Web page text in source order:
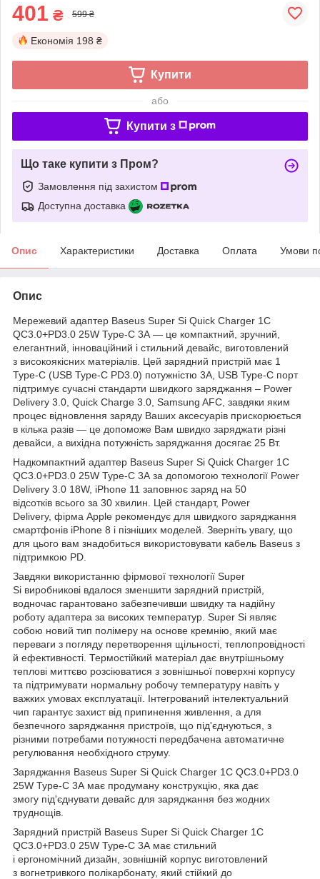
401 ₴ 599 ₴
Економія 198 ₴
Купити
або
Купити з
Що таке купити з Пром?
Замовлення під захистом
Доступна доставка
Опис Характеристики Доставка Оплата Умови
Опис
Мережевий адаптер Baseus Super Si Quick Charger 1C
QC3.0+PD3.0 25W Type-C 3A — це компактний, зручний,
елегантний, інноваційний і стильний девайс, виготовлений
з високоякісних матеріалів. Цей зарядний пристрій має 1
Type-C (USB Type-C PD3.0) потужністю 3A, USB Type-C порт
підтримує сучасні стандарти швидкого заряджання – Power
Delivery 3.0, Quick Charge 3.0, Samsung AFC, завдяки яким
процес відновлення заряду Ваших аксесуарів прискорюється
в кілька разів — це допоможе Вам швидко заряджати різні
девайси, а вихідна потужність заряджання досягає 25 Вт.
Надкомпактний адаптер Baseus Super Si Quick Charger 1C
QC3.0+PD3.0 25W Type-C 3A за допомогою технології Power
Delivery 3.0 18W, iPhone 11 заповнює заряд на 50
відсотків всього за 30 хвилин. Цей стандарт, Power
Delivery, фірма Apple рекомендує для швидкого заряджання
смартфонів iPhone 8 і пізніших моделей. Зверніть увагу, що
для цього вам знадобиться використовувати кабель Baseus з
підтримкою PD.
Завдяки використанню фірмової технології Super
Si виробникові вдалося зменшити зарядний пристрій,
водночас гарантовано забезпечивши швидку та надійну
роботу адаптера за високих температур. Super Si являє
собою новий тип полімеру на основе кремнію, який має
переваги з погляду перетворення щільності, теплопровідності
й ефективності. Термостійкий матеріал дає внутрішньому
теплові миттєво розсіюватися з зовнішньої поверхні корпусу
та підтримувати нормальну робочу температуру навіть у
важких умовах експлуатації. Інтегрований інтелектуальний
чип гарантує захист від припинення живлення, а для
безпечного заряджання пристроїв, що під'єднуються, з
різними потребами потужності передбачена автоматичне
регулювання необхідного струму.
Заряджання Baseus Super Si Quick Charger 1C QC3.0+PD3.0
25W Type-C 3A має продуману конструкцію, яка дає
змогу під'єднувати девайс для заряджання без жодних
труднощів.
Зарядний пристрій Baseus Super Si Quick Charger 1C
QC3.0+PD3.0 25W Type-C 3A має стильний
і ергономічний дизайн, зовнішній корпус виготовлений
з вогнетривкого полікарбонату, який стійкий до